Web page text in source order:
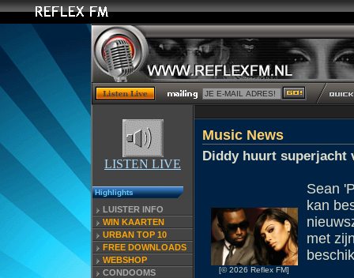
LISTEN LIVE
Highlights
LUISTER INFO
WIN KAARTEN
URBAN TOP 10
FREE DOWNLOADS
WEBSHOP
CONDOOMS
Music News
Diddy huurt superjacht
[© 2026 Reflex FM]
Sean
kan
met